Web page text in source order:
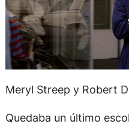
Meryl Streep y Robert
Quedaba un último